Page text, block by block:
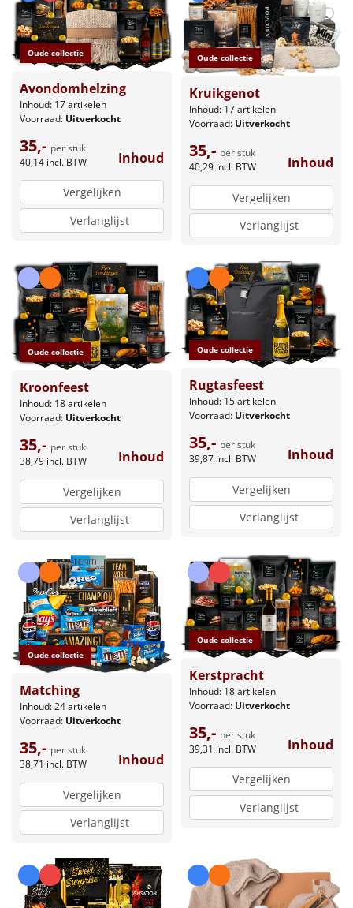
Oude collectie
Avondomhelzing
Inhoud: 17 artikelen
Voorraad: Uitverkocht
35,- per stuk
40,14 incl. BTW Inhoud
Vergelijken
Verlanglijst
Oude collectie
Kruikgenot
Inhoud: 17 artikelen
Voorraad: Uitverkocht
35,- per stuk
40,29 incl. BTW Inhoud
Vergelijken
Verlanglijst
Oude collectie
Kroonfeest
Inhoud: 18 artikelen
Voorraad: Uitverkocht
35,- per stuk
38,79 incl. BTW Inhoud
Vergelijken
Verlanglijst
Oude collectie
Rugtasfeest
Inhoud: 15 artikelen
Voorraad: Uitverkocht
35,- per stuk
39,87 incl. BTW Inhoud
Vergelijken
Verlanglijst
Oude collectie
Matching
Inhoud: 24 artikelen
Voorraad: Uitverkocht
35,- per stuk
38,71 incl. BTW Inhoud
Vergelijken
Verlanglijst
Oude collectie
Kerstpracht
Inhoud: 18 artikelen
Voorraad: Uitverkocht
35,- per stuk
39,31 incl. BTW Inhoud
Vergelijken
Verlanglijst